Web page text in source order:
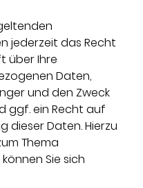
jederzeit das Recht
über Ihre
Daten,
und den Zweck
ggf. ein Recht auf
dieser Daten. Hierzu
Thema
Sie sich